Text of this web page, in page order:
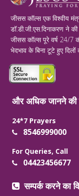
जीसस कॉल्स एक विश्वीय
डॉ.डी.जी.एस.दिनाकरण ने
जीसस कॉल्स पूरे वर्ष 24/7
भेदभाव के बिना टूटे हुए
और अधिक जानने की
24*7 Prayers
8546999000
For Queries, Call
04423456677
सम्पर्क करने का